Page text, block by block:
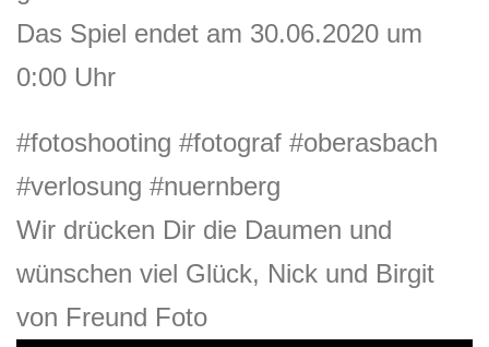
Das Spiel endet am 30.06.2020 um
0:00 Uhr
#fotoshooting #fotograf #oberasbach
#verlosung #nuernberg
Wir drücken Dir die Daumen und
wünschen viel Glück, Nick und Birgit
von Freund Foto